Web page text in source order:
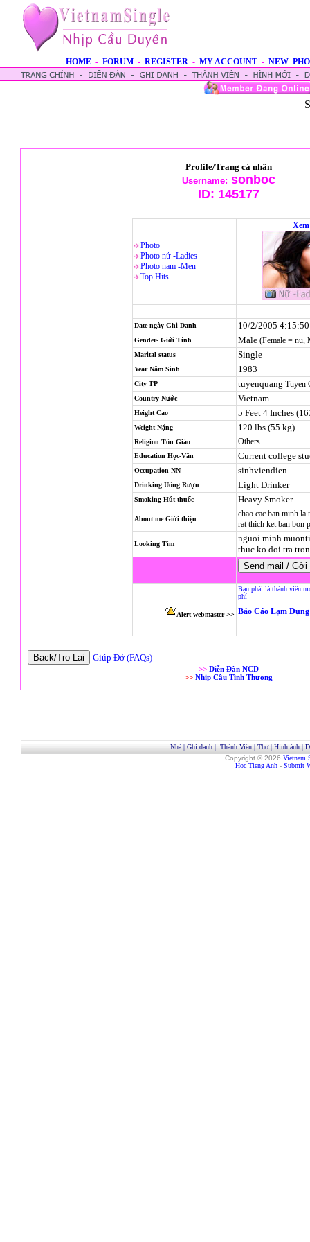
HOME - FORUM - REGISTER - MY ACCOUNT - NEW
Profile/Trang cá nhân
Username: sonboc
ID: 145177
Photo
Photo nử -Ladies
Photo nam -Men
Top Hits
Date ngày Ghi Danh 10/2/2005
Gender- Giới Tính Male (Female = nu,
Marital status Single
Year Năm Sinh 1983
City TP tuyenquang Tuyen
Country Nước Vietnam
Height Cao 5 Feet 4 Inches
Weight Nặng 120 lbs (55 kg)
Religion Tôn Giáo Others
Education Học-Vấn Current college
Occupation NN sinhviendien
Drinking Uống Rượu Light Drinker
Smoking Hút thuốc Heavy Smoker
About me Giới thiệu
chao cac ban minh la
rat thich ket ban bon
Looking Tìm
nguoi minh
thuc ko doi tra
Bạn phải là thành viên
phí
Alert webmaster >> Báo Cáo Lạm
Giúp Đở (FAQs)
>> Diễn Đàn NCD
>> Nhịp Cầu Tình Thương
Nhà| Ghi danh| Thành Viên| Thơ| Hình ảnh|
Copyright © 2026 Vietnam
Hoc Tieng Anh - Submit